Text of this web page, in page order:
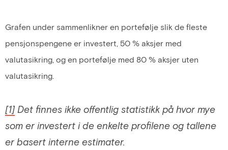
Grafen under sammenlikner en portefølje slik de fleste
pensjonspengene er investert, 50 % aksjer med
valutasikring, og en portefølje med 80 % aksjer uten
valutasikring.
[1]Det finnes ikke offentlig statistikk på hvor mye
som er investert i de enkelte profilene og tallene
er basert interne estimater.